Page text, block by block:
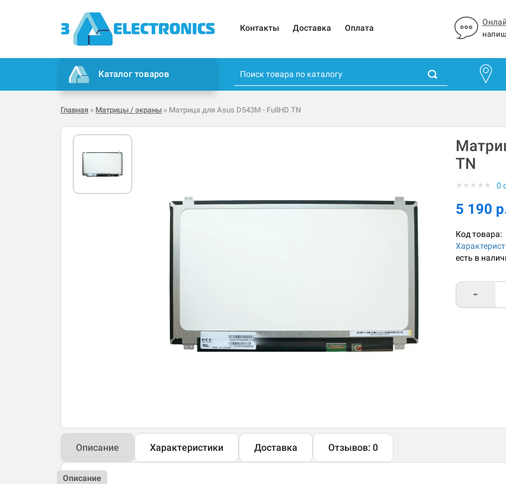
Контакты Доставка Оплата
Каталог товаров
Главная » Матрицы / экраны » Матрица для Asus D543M - FullHD TN
TN
★ ★ ★ ★ ★ 0
5 190
Код товара:
есть в
-
Описание Характеристики Доставка Отзывов: 0
Описание